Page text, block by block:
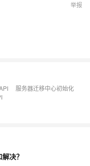
举报
服务器迁移中心初始化
决？